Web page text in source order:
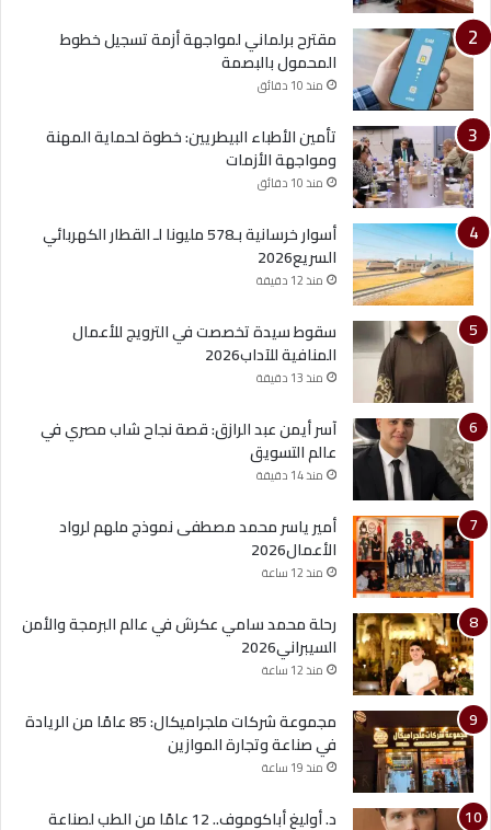
مقترح برلماني لمواجهة أزمة تسجيل خطوط
المحمول بالبصمة
منذ 10 دقائق
تأمين الأطباء البيطريين: خطوة لحماية المهنة
ومواجهة الأزمات
منذ 10 دقائق
أسوار خرسانية بـ578 مليونا لـ القطار الكهربائي
السريع2026
منذ 12 دقيقة
سقوط سيدة تخصصت في الترويج للأعمال
المنافية للآداب2026
منذ 13 دقيقة
آسر أيمن عبد الرازق: قصة نجاح شاب مصري في
عالم التسويق
منذ 14 دقيقة
أمير ياسر محمد مصطفى نموذج ملهم لرواد
الأعمال2026
منذ 12 ساعة
رحلة محمد سامي عكرش في عالم البرمجة والأمن
السيبراني2026
منذ 12 ساعة
مجموعة شركات ملجراميكال: 85 عامًا من الريادة
في صناعة وتجارة الموازين
منذ 19 ساعة
د. أوليغ أباكوموف.. 12 عامًا من الطب لصناعة